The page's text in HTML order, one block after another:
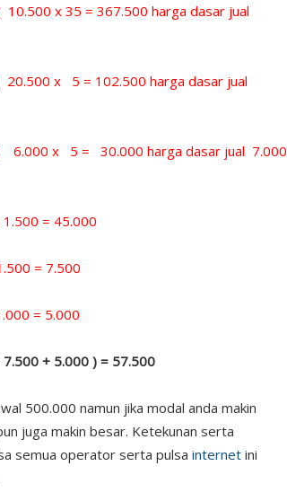
10.500 x 35 = 367.500 harga dasar jual
20.500 x 5 = 102.500 harga dasar jual
6.000 x 5 = 30.000 harga dasar jual 7.000
= 45.000
= 7.500
= 5.000
+ 5.000 ) = 57.500
500.000 namun jika modal anda makin
juga makin besar. Ketekunan serta
semua operator serta pulsa internet ini